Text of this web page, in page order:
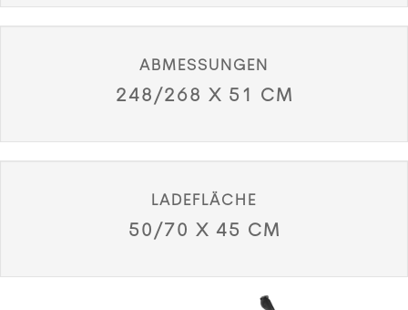
ABMESSUNGEN
248/268 X 51 CM
LADEFLÄCHE
50/70 X 45 CM